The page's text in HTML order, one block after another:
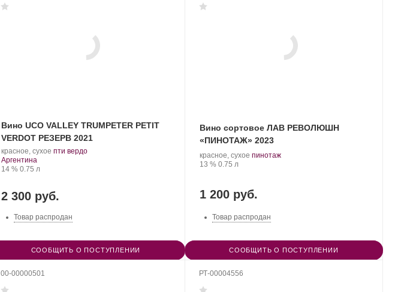
Вино UCO VALLEY TRUMPETER PETIT
VERDOT РЕЗЕРВ 2021
красное, сухое .пти вердо.
Регион:
Аргентина
Крепость
14 %. Объем
0.75 л
2 300 руб.
Товар распродан
СООБЩИТЬ О ПОСТУПЛЕНИИ
Вино сортовое ЛАВ РЕВОЛЮШН
«ПИНОТАЖ» 2023
красное, сухое .пинотаж.
Крепость
13 %. Объем
0.75 л
1 200 руб.
Товар распродан
СООБЩИТЬ О ПОСТУПЛЕНИИ
00-00000501 РТ-00004556